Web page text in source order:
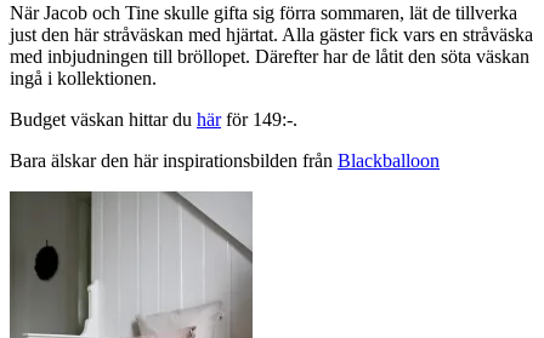
När Jacob och Tine skulle gifta sig förra sommaren, lät de tillverka
just den här stråväskan med hjärtat. Alla gäster fick vars en stråväska
med inbjudningen till bröllopet. Därefter har de låtit den söta väskan
ingå i kollektionen.
Budget väskan hittar du härför 149:-.
Bara älskar den här inspirationsbilden från Blackballoon